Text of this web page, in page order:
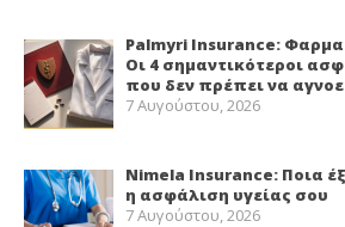
Palmyri Insurance:
Οι 4 σημαντικότεροι
που δεν πρέπει να
7 Αυγούστου, 2026
Nimela Insurance: Ποια
η ασφάλιση υγείας σου
7 Αυγούστου, 2026